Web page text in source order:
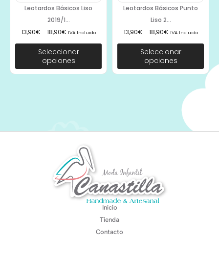
Leotardos Básicos Liso
2019/1...
13,90€ - 18,90€ IVA Incluido
Seleccionar
opciones
Leotardos Básicos Punto
Liso 2...
13,90€ - 18,90€ IVA Incluido
Seleccionar
opciones
Inicio
Tienda
Contacto